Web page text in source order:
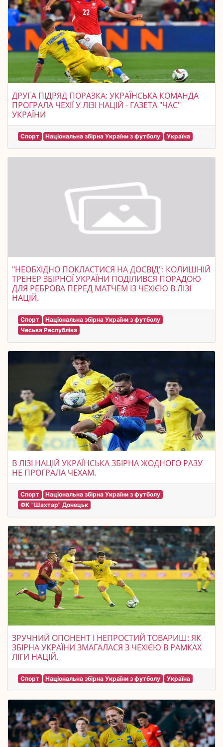
ДРУГА ПІДРЯД ПОРАЗКА: УКРАЇНСЬКА КОМАНДА
ПРОГРАЛА ЧЕХІЇ У ЛІЗІ НАЦІЙ - ГАЗЕТА "ЧАС"
УКРАЇНИ
Спорт Національна збірна України з футболу Україна
"НЕОБХІДНО ПОКЛАСТИСЯ НА ДОСВІД": КОЛИШНІЙ
ТРЕНЕР ЗБІРНОЇ УКРАЇНИ ПОДІЛИВСЯ ПОРАДОЮ
ДЛЯ РЕБРОВА ПЕРЕД МАТЧЕМ ІЗ ЧЕХІЄЮ В ЛІЗІ
НАЦІЙ.
Спорт
Національна збірна України з футболу
Чеська Республіка
В ЛІЗІ НАЦІЙ УКРАЇНСЬКА ЗБІРНА ЖОДНОГО РАЗУ
НЕ ПРОГРАЛА ЧЕХАМ.
Спорт
Національна збірна України з футболу
ФК "Шахтар" Донецьк
ЗРУЧНИЙ ОПОНЕНТ І НЕПРОСТИЙ ТОВАРИШ: ЯК
ЗБІРНА УКРАЇНИ ЗМАГАЛАСЯ З ЧЕХІЄЮ В РАМКАХ
ЛІГИ НАЦІЙ.
Спорт Національна збірна України з футболу Україна